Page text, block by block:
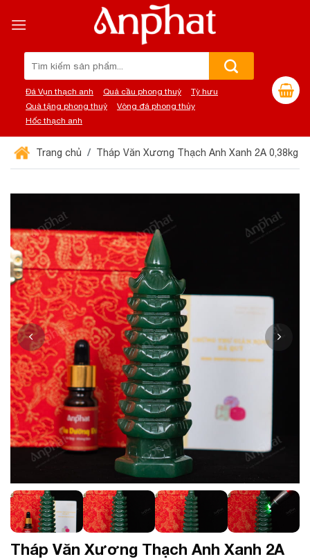
đến
Đá Vụn thạch anh Quả cầu phong thuỷ
Tỳ hưu
Quà tặng phong thuỷ
Vòng đá phong thủy
Hốc thạch anh
Trang chủ Tháp Văn Xương Thạch Anh Xanh 2A 0,38kg
Tháp Văn Xương Thạch Anh Xanh 2A